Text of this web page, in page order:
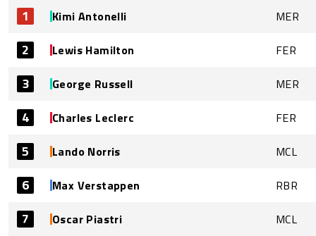
1 Kimi Antonelli MER
2 Lewis Hamilton FER
3 George Russell MER
4 Charles Leclerc FER
5 Lando Norris MCL
6 Max Verstappen RBR
7 Oscar Piastri MCL